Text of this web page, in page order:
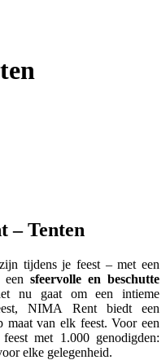
– Tenten
tijdens je feest – met een
eensfeervolle en beschutte
nu gaat om een intieme
NIMA Rent biedt een
maat van elk feest. Voor een
met 1.000 genodigden:
elke gelegenheid.